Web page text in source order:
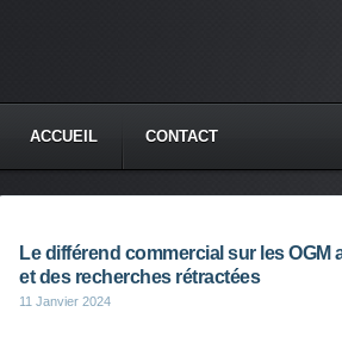
ACCUEIL CONTACT
Le différend commercial sur les
et des recherches rétractées
11 Janvier 2024